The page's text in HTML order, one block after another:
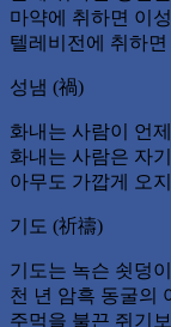
마약에 취하면 이
텔레비전에 취하
성냄 (禍)
화내는 사람이 언
화내는 사람은 자
아무도 가깝게 오
기도 (祈禱)
기도는 녹슨 쇳덩
천 년 암흑 동굴의
주먹을 불끈 쥐기